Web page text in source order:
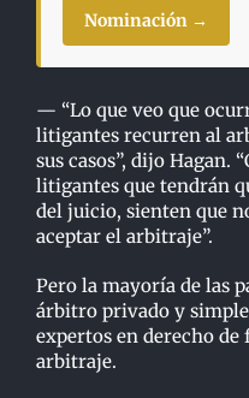
Nominación →
— “Lo que veo que
litigantes recurren al
sus casos”, dijo Hagan.
litigantes que tendrán
del juicio, sienten que
aceptar el arbitraje”.
Pero la mayoría de las
árbitro privado y
expertos en derecho
arbitraje.